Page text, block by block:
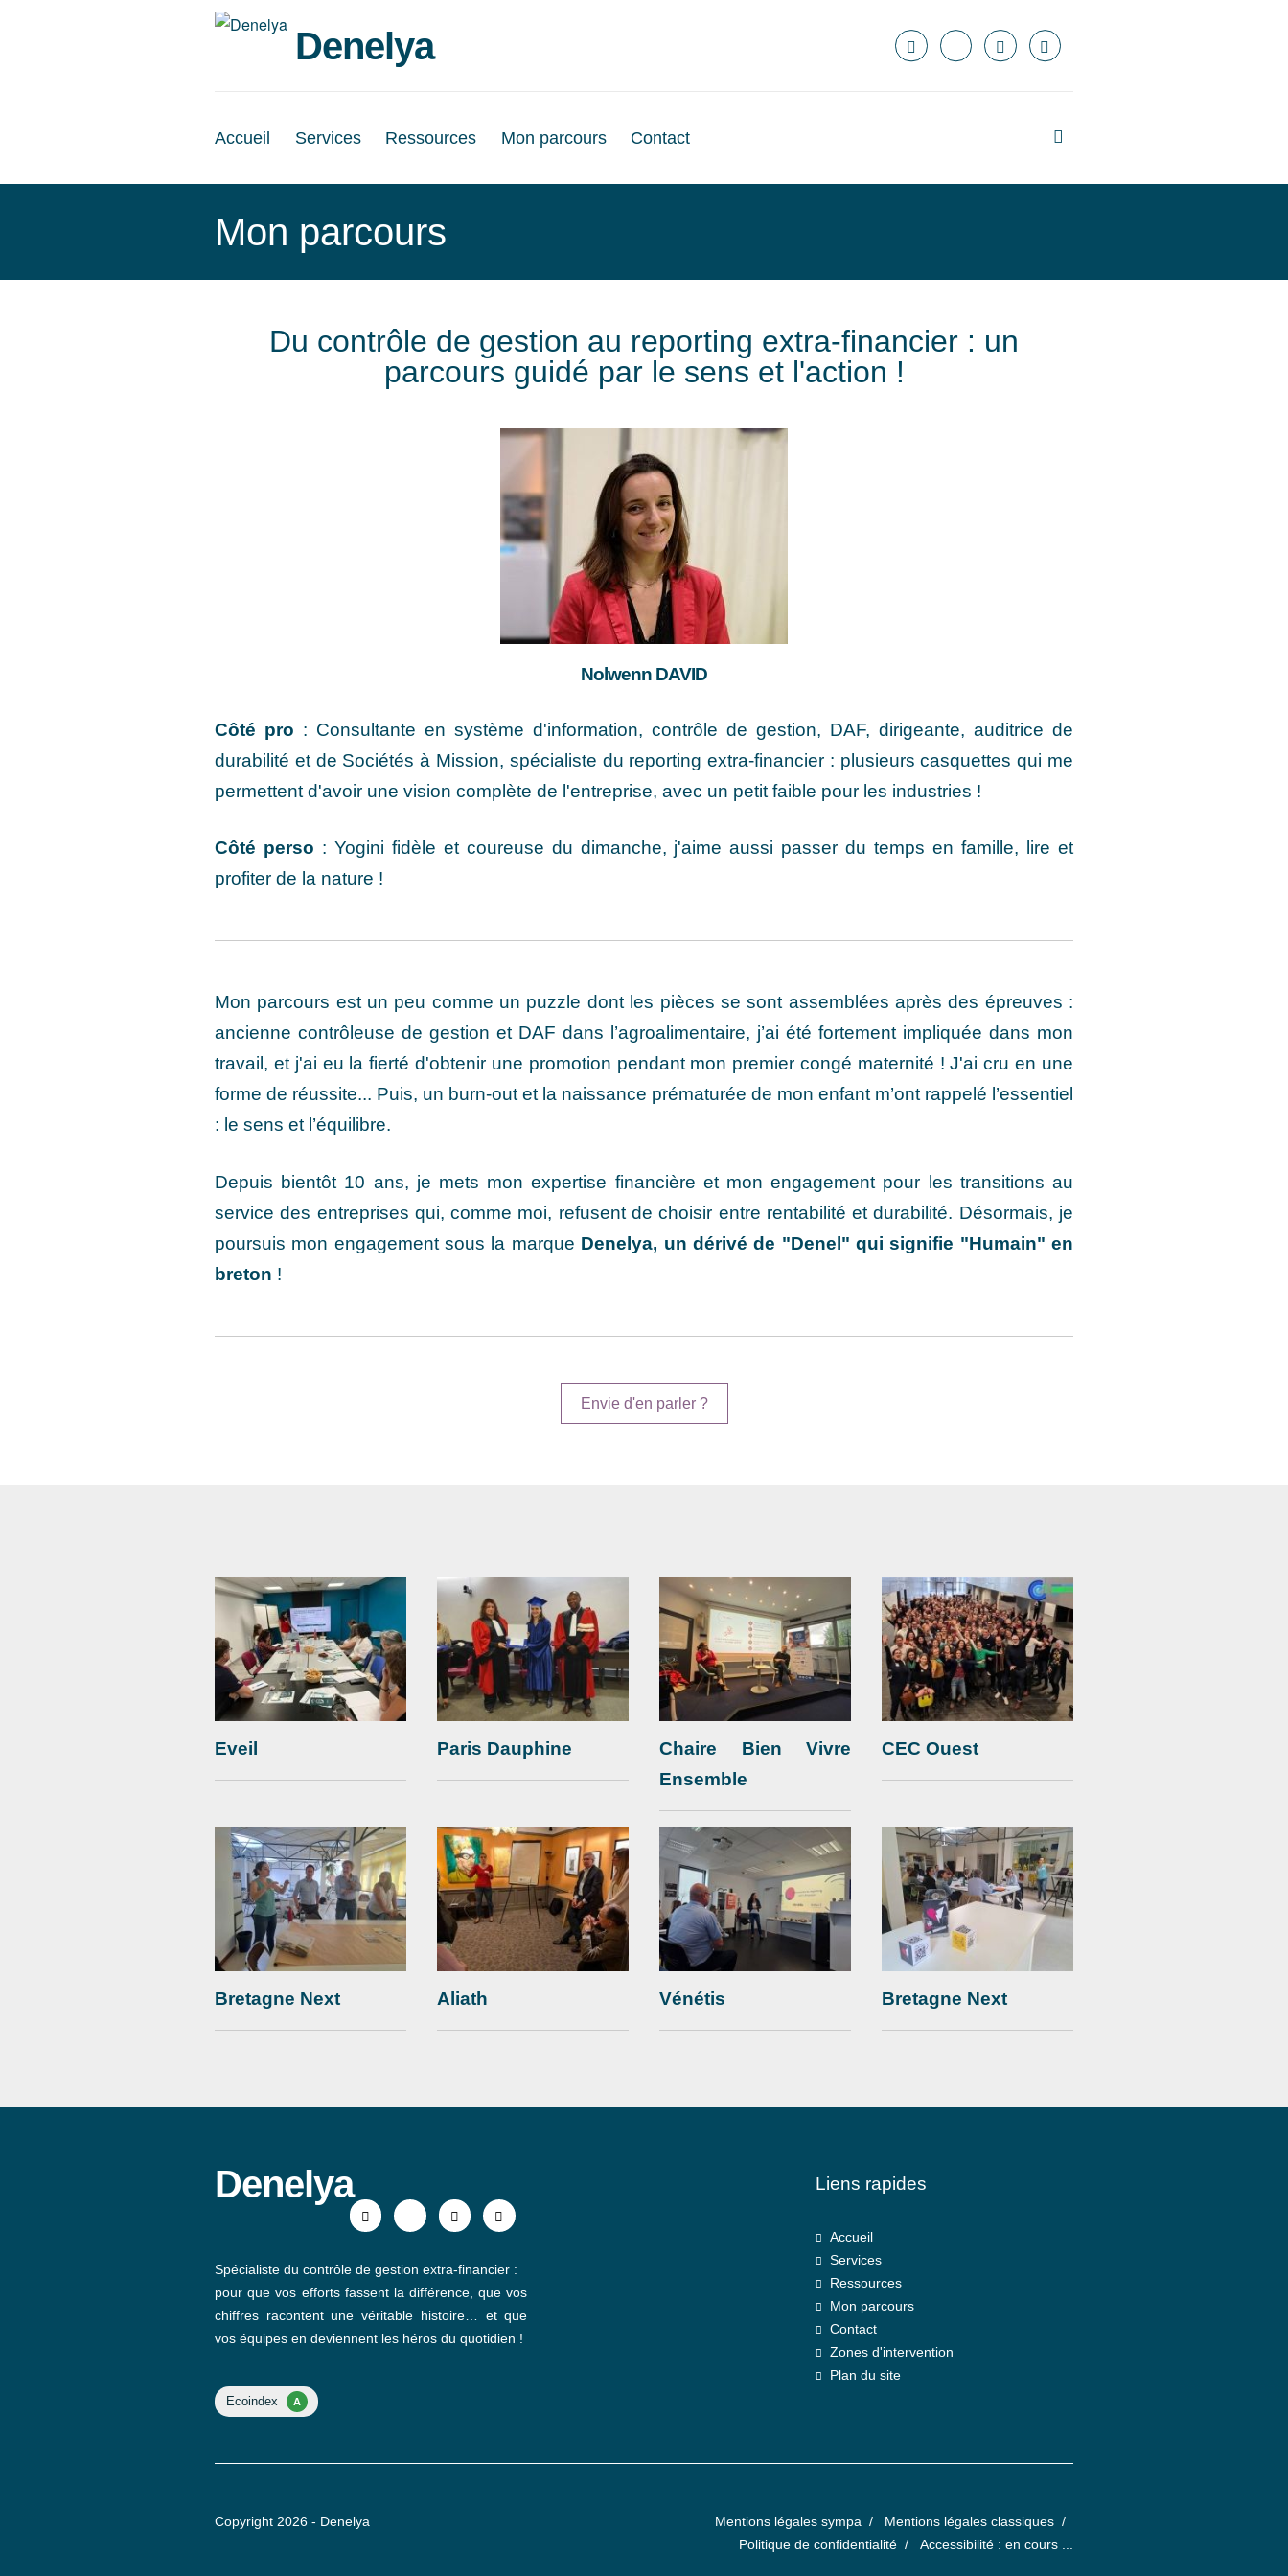
Denelya
Accueil Services Ressources Mon parcours Contact
Mon parcours
Du contrôle de gestion au reporting extra-financier : un
parcours guidé par le sens et l'action !
Nolwenn DAVID
Côté pro : Consultante en système d'information, contrôle de gestion, DAF, dirigeante, auditrice de
durabilité et de Sociétés à Mission, spécialiste du reporting extra-financier : plusieurs casquettes qui me
permettent d'avoir une vision complète de l'entreprise, avec un petit faible pour les industries !
Côté perso : Yogini fidèle et coureuse du dimanche, j'aime aussi passer du temps en famille, lire et
profiter de la nature !
Mon parcours est un peu comme un puzzle dont les pièces se sont assemblées après des épreuves :
ancienne contrôleuse de gestion et DAF dans l’agroalimentaire, j’ai été fortement impliquée dans mon
travail, et j'ai eu la fierté d'obtenir une promotion pendant mon premier congé maternité ! J'ai cru en une
forme de réussite... Puis, un burn-out et la naissance prématurée de mon enfant m’ont rappelé l’essentiel
: le sens et l’équilibre.
Depuis bientôt 10 ans, je mets mon expertise financière et mon engagement pour les transitions au
service des entreprises qui, comme moi, refusent de choisir entre rentabilité et durabilité. Désormais, je
poursuis mon engagement sous la marque Denelya, un dérivé de "Denel" qui signifie "Humain" en
breton !
Envie d'en parler ?
Eveil Paris Dauphine
Chaire Bien Vivre
Ensemble
CEC Ouest
Bretagne Next Aliath Vénétis Bretagne Next
Denelya
Spécialiste du contrôle de gestion extra-financier :
pour que vos efforts fassent la différence, que vos
chiffres racontent une véritable histoire… et que
vos équipes en deviennent les héros du quotidien !
Liens rapides
Accueil
Services
Ressources
Mon parcours
Contact
Zones d'intervention
Plan du site
Copyright 2026 - Denelya Mentions légales sympa
Mentions légales classiques
Politique de confidentialité
Accessibilité : en cours ...